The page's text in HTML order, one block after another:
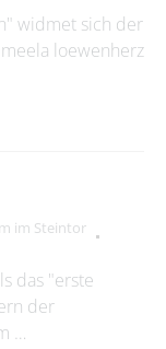
widmet sich der
loewenherz
im Steintor
das "erste
der
…